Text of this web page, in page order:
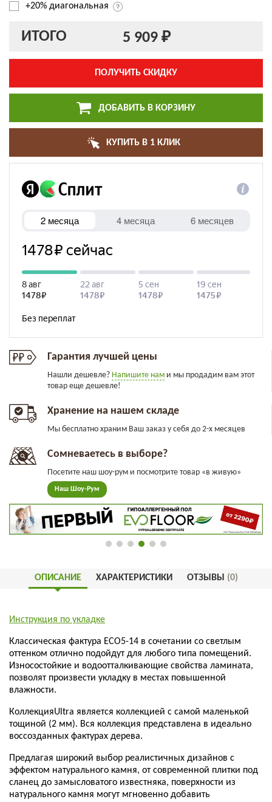
+20% диагональная
ИТОГО 5 909 ₽
ПОЛУЧИТЬ СКИДКУ
ДОБАВИТЬ В КОРЗИНУ
КУПИТЬ В 1 КЛИК
Гарантия лучшей цены
Нашли дешевле? Напишите нам и мы продадим вам этот
товар еще дешевле!
Хранение на нашем складе
Мы бесплатно храним Ваш заказ у себя до 2-х месяцев
Сомневаетесь в выборе?
Посетите наш шоу-рум и посмотрите товар «в живую»
Наш Шоу-Рум
ОПИСАНИЕ ХАРАКТЕРИСТИКИ ОТЗЫВЫ (0)
Инструкция по укладке
Классическая фактура ЕСО5-14 в сочетании со светлым
оттенком отлично подойдут для любого типа помещений.
Износостойкие и водоотталкивающие свойства ламината,
позволят произвести укладку в местах повышенной
влажности.
КоллекцияUltra является коллекцией с самой маленькой
тощиной (2 мм). Вся коллекция представлена в идеально
воссозданных фактурах дерева.
Предлагая широкий выбор реалистичных дизайнов с
эффектом натурального камня, от современной плитки под
сланец до замысловатого известняка, поверхности из
натурального камня могут мгновенно добавить